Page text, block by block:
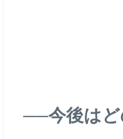
──今後は